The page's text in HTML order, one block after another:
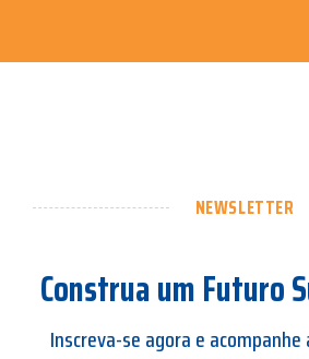
NEWSLETTER
Construa um Futuro
Inscreva-se agora e